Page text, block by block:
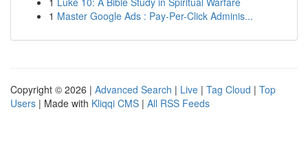
1 Master Google Ads : Pay-Per-Click Adminis...
Copyright © 2026 | Advanced Search | Live | Tag Cloud | Top
Users | Made with Kliqqi CMS | All RSS Feeds